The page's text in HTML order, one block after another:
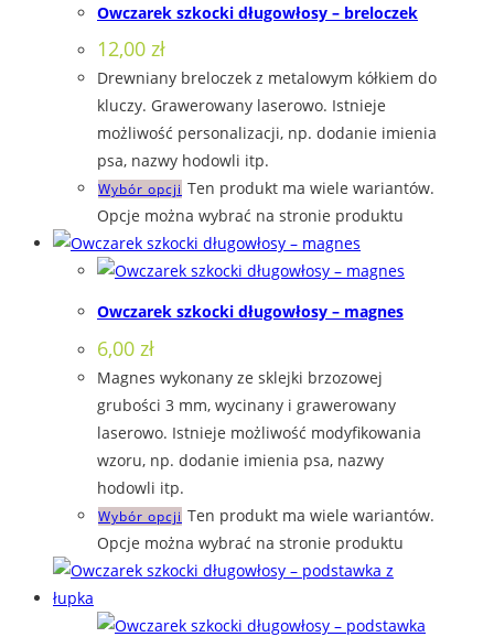
Owczarek szkocki długowłosy – breloczek
12,00 zł
Drewniany breloczek z metalowym kółkiem do
kluczy. Grawerowany laserowo. Istnieje
możliwość personalizacji, np. dodanie imienia
psa, nazwy hodowli itp.
Wybór opcji Ten produkt ma wiele wariantów.
Opcje można wybrać na stronie produktu
Owczarek szkocki długowłosy – magnes
6,00 zł
Magnes wykonany ze sklejki brzozowej
grubości 3 mm, wycinany i grawerowany
laserowo. Istnieje możliwość modyfikowania
wzoru, np. dodanie imienia psa, nazwy
hodowli itp.
Wybór opcji Ten produkt ma wiele wariantów.
Opcje można wybrać na stronie produktu